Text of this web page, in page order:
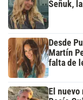
Señuk,
Desde
Martín
falta de
El